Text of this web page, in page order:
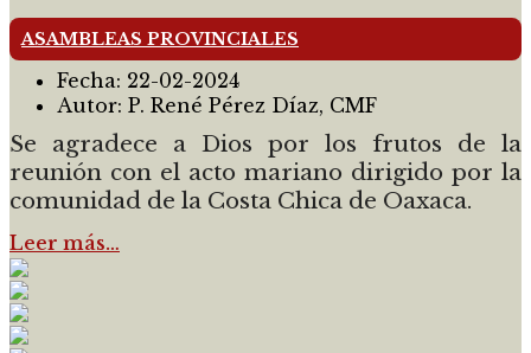
ASAMBLEAS PROVINCIALES
Fecha: 22-02-2024
Autor: P. René Pérez Díaz, CMF
Se agradece a Dios por los frutos de la
reunión con el acto mariano dirigido por la
comunidad de la Costa Chica de Oaxaca.
Leer más…